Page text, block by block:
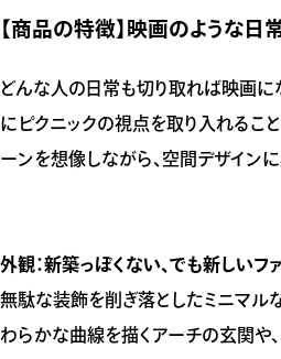
【商品の特徴】映画のような日
どんな人の日常も切り取れば映画に
にピクニックの視点を取り入れるこ
ーンを想像しながら、空間デザイン
外観：新築っぽくない、でも新しいフ
無駄な装飾を削ぎ落としたミニマル
わらかな曲線を描くアーチの玄関や